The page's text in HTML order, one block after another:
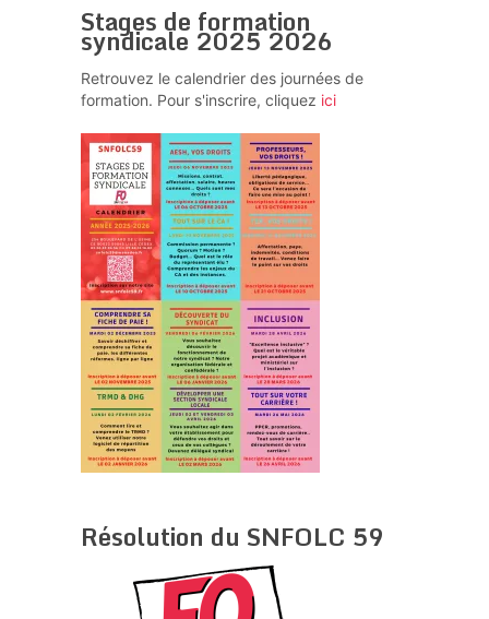
Stages de formation
syndicale 2025 2026
Retrouvez le calendrier des journées de
formation. Pour s'inscrire, cliquez ici
Résolution du SNFOLC 59